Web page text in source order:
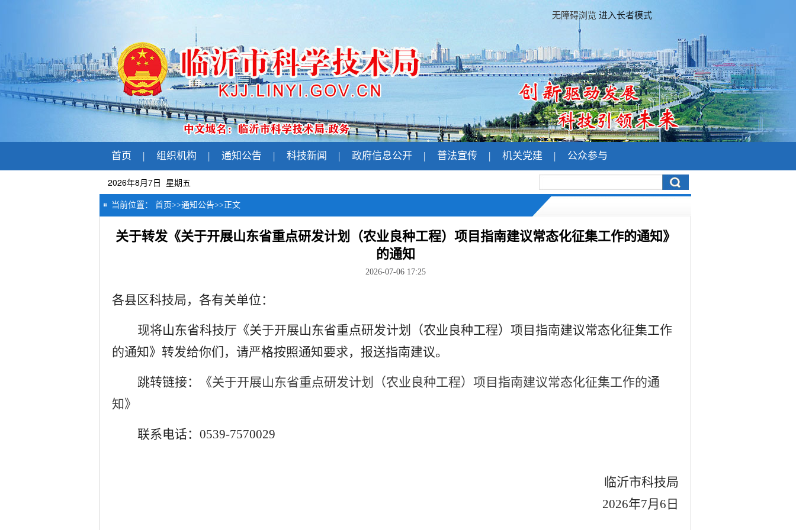
无障碍浏览 进入长者模式
首页 | 组织机构 | 通知公告 | 科技新闻 | 政府信息公开 | 普法宣传 | 机关党建 | 公众参与
2026年8月7日 星期五
当前位置： 首页>>通知公告>> 正文
关于转发《关于开展山东省重点研发计划（农业良种工程）项目指南建议常态化征集工作的通知》
的通知
2026-07-06 17:25
各县区科技局，各有关单位：
现将山东省科技厅《关于开展山东省重点研发计划（农业良种工程）项目指南建议常态化征集工作
的通知》转发给你们，请严格按照通知要求，报送指南建议。
跳转链接：
《关于开展山东省重点研发计划（农业良种工程）项目指南建议常态化征集工作的通
知》
联系电话： 0539-7570029
临沂市科技局
2026年7月6日